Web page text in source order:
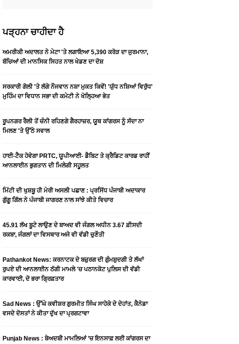
ਪੜ੍ਹਨਾ ਚਾਹੀਦਾ ਹੈ
ਅਮਰੀਕੀ ਅਦਾਲਤ ਨੇ ਮੇਟਾ 'ਤੇ ਲਗਾਇਆ 5,390 ਕਰੋੜ ਦਾ ਜੁਰਮਾਨਾ,
ਬੱਚਿਆਂ ਦੀ ਮਾਨਸਿਕ ਸਿਹਤ ਨਾਲ ਖੇਡਣ ਦਾ ਦੋਸ਼
ਸਰਕਾਰੀ ਗੋਲੀ 'ਤੇ ਲੱਗੇ ਨੌਜਵਾਨ ਨਸ਼ਾ ਮੁਕਤ ਕਿਵੇਂ! 'ਯੁੱਧ ਨਸ਼ਿਆਂ ਵਿਰੁੱਧ'
ਮੁਹਿੰਮ ਦਾ ਵਿਧਾਨ ਸਭਾ ਦੀ ਕਮੇਟੀ ਨੇ ਖੋਲ੍ਹਿਆ ਭੇਤ
ਰੂਪਨਗਰ ਰੈਲੀ ਤੋਂ ਚੰਨੀ ਰਹਿਣਗੇ ਗੈਰਹਾਜ਼ਰ, ਯੂਥ ਕਾਂਗਰਸ ਨੂੰ ਸੱਦਾ ਨਾ
ਮਿਲਣ 'ਤੇ ਉੱਠੇ ਸਵਾਲ
ਹਾਈ-ਟੈਕ ਹੋਵੇਗਾ PRTC, ਯੂਪੀਆਈ- ਡੈਬਿਟ ਤੇ ਕ੍ਰੈਡਿਟ ਕਾਰਡ ਰਾਹੀਂ
ਆਨਲਾਈਨ ਭੁਗਤਾਨ ਦੀ ਮਿਲੇਗੀ ਸਹੂਲਤ
ਮਿੱਟੀ ਦੀ ਖੁਸ਼ਬੂ ਹੀ ਮੇਰੀ ਅਸਲੀ ਪਛਾਣ : ਪ੍ਰਸਿੱਧ ਪੰਜਾਬੀ ਅਦਾਕਾਰ
ਗੁੱਗੂ ਗਿੱਲ ਨੇ ਪੰਜਾਬੀ ਜਾਗਰਣ ਨਾਲ ਸਾਂਝੇ ਕੀਤੇ ਵਿਚਾਰ
45.91 ਲੱਖ ਬੂਟੇ ਲਾਉਣ ਦੇ ਬਾਅਦ ਵੀ ਜੰਗਲ ਅਧੀਨ 3.67 ਫ਼ੀਸਦੀ
ਰਕਬਾ, ਜੰਗਲਾਂ ਦਾ ਵਿਸਥਾਰ ਅਜੇ ਵੀ ਵੱਡੀ ਚੁਣੌਤੀ
Pathankot News: ਕਰਨਾਟਕ ਦੇ ਬਜ਼ੁਰਗ ਦੀ ਗੁੰਮਸ਼ੁਦਗੀ ਤੇ ਲੱਖਾਂ
ਰੁਪਏ ਦੀ ਆਨਲਾਈਨ ਠੱਗੀ ਮਾਮਲੇ 'ਚ ਪਠਾਨਕੋਟ ਪੁਲਿਸ ਦੀ ਵੱਡੀ
ਕਾਰਵਾਈ, ਦੋ ਭਰਾ ਗ੍ਰਿਫ਼ਤਾਰ
Sad News : ਉੱਘੇ ਕਵੀਸ਼ਰ ਗੁਰਮੀਤ ਸਿੰਘ ਸਾਹੋਕੇ ਦੇ ਦੇਹਾਂਤ, ਕੈਨੇਡਾ
ਵਸਦੇ ਦੋਸਤਾਂ ਨੇ ਕੀਤਾ ਦੁੱਖ ਦਾ ਪ੍ਰਗਟਾਵਾ
Punjab News : ਬੇਅਦਬੀ ਮਾਮਲਿਆਂ ’ਚ ਇਨਸਾਫ਼ ਲਈ ਕਾਂਗਰਸ ਦਾ